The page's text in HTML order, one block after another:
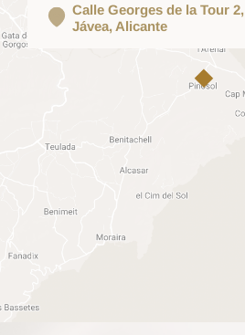
Calle Georges de la Tour 2,
Jávea, Alicante